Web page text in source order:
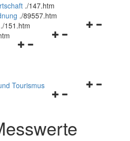
./147.htm
./89557.htm
Navigationsmenü
./151.htm
Navigationsmenü
Navigationsmenü
schließen
Tourismus